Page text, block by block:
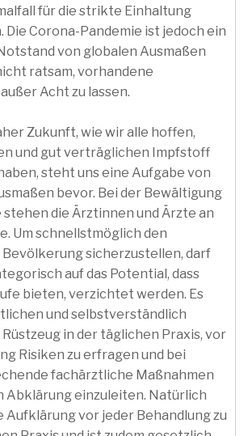
für die strikte Einhaltung
Die Corona-Pandemie ist jedoch ein
von globalen Ausmaßen
ratsam, vorhandene
Acht zu lassen.
Zukunft, wie wir alle hoffen,
und gut verträglichen Impfstoff
steht uns eine Aufgabe von
bevor. Bei der Bewältigung
die Ärztinnen und Ärzte an
Um schnellstmöglich den
Bevölkerung sicherzustellen, darf
auf das Potential, dass
bieten, verzichtet werden. Es
und selbstverständlich
in der täglichen Praxis, vor
Risiken zu erfragen und bei
fachärztliche Maßnahmen
Abklärung einzuleiten. Natürlich
Aufklärung vor jeder Behandlung zu